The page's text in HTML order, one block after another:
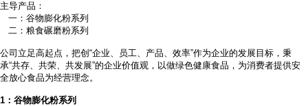
主导产品：
一：谷物膨化粉系列
二：粮食碾磨粉系列
公司立足高起点，把创 “企业、员工、产品、效率”作为企业的发展目标，秉
承“共存、共荣、共发展”的企业价值观，以做绿色健康食品，为消费者提供安
全放心食品为经营理念。
1 ：谷物膨化粉系列